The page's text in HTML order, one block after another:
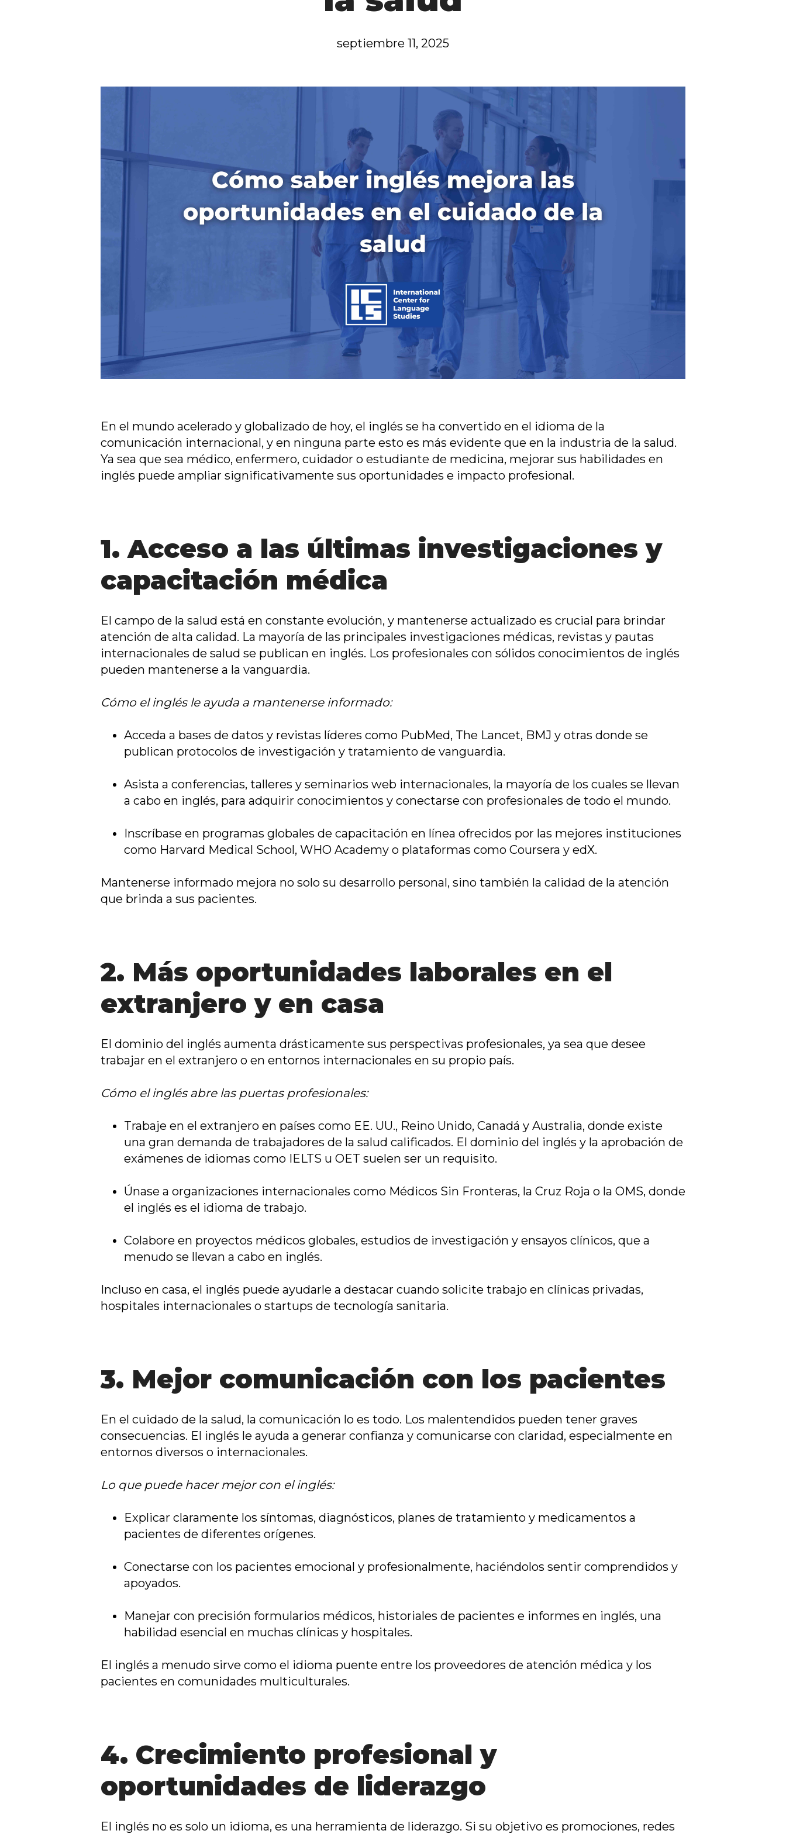
septiembre 11, 2025
En el mundo acelerado y globalizado de hoy, el inglés se ha convertido en el idioma de la
comunicación internacional, y en ninguna parte esto es más evidente que en la industria de la salud.
Ya sea que sea médico, enfermero, cuidador o estudiante de medicina, mejorar sus habilidades en
inglés puede ampliar significativamente sus oportunidades e impacto profesional.
1. Acceso a las últimas investigaciones y
capacitación médica
El campo de la salud está en constante evolución, y mantenerse actualizado es crucial para brindar
atención de alta calidad. La mayoría de las principales investigaciones médicas, revistas y pautas
internacionales de salud se publican en inglés. Los profesionales con sólidos conocimientos de inglés
pueden mantenerse a la vanguardia.
Cómo el inglés le ayuda a mantenerse informado:
Acceda a bases de datos y revistas líderes como PubMed, The Lancet, BMJ y otras donde se
publican protocolos de investigación y tratamiento de vanguardia.
Asista a conferencias, talleres y seminarios web internacionales, la mayoría de los cuales se llevan
a cabo en inglés, para adquirir conocimientos y conectarse con profesionales de todo el mundo.
Inscríbase en programas globales de capacitación en línea ofrecidos por las mejores instituciones
como Harvard Medical School, WHO Academy o plataformas como Coursera y edX.
Mantenerse informado mejora no solo su desarrollo personal, sino también la calidad de la atención
que brinda a sus pacientes.
2. Más oportunidades laborales en el
extranjero y en casa
El dominio del inglés aumenta drásticamente sus perspectivas profesionales, ya sea que desee
trabajar en el extranjero o en entornos internacionales en su propio país.
Cómo el inglés abre las puertas profesionales:
Trabaje en el extranjero en países como EE. UU., Reino Unido, Canadá y Australia, donde existe
una gran demanda de trabajadores de la salud calificados. El dominio del inglés y la aprobación de
exámenes de idiomas como IELTS u OET suelen ser un requisito.
Únase a organizaciones internacionales como Médicos Sin Fronteras, la Cruz Roja o la OMS, donde
el inglés es el idioma de trabajo.
Colabore en proyectos médicos globales, estudios de investigación y ensayos clínicos, que a
menudo se llevan a cabo en inglés.
Incluso en casa, el inglés puede ayudarle a destacar cuando solicite trabajo en clínicas privadas,
hospitales internacionales o startups de tecnología sanitaria.
3. Mejor comunicación con los pacientes
En el cuidado de la salud, la comunicación lo es todo. Los malentendidos pueden tener graves
consecuencias. El inglés le ayuda a generar confianza y comunicarse con claridad, especialmente en
entornos diversos o internacionales.
Lo que puede hacer mejor con el inglés:
Explicar claramente los síntomas, diagnósticos, planes de tratamiento y medicamentos a
pacientes de diferentes orígenes.
Conectarse con los pacientes emocional y profesionalmente, haciéndolos sentir comprendidos y
apoyados.
Manejar con precisión formularios médicos, historiales de pacientes e informes en inglés, una
habilidad esencial en muchas clínicas y hospitales.
El inglés a menudo sirve como el idioma puente entre los proveedores de atención médica y los
pacientes en comunidades multiculturales.
4. Crecimiento profesional y
oportunidades de liderazgo
El inglés no es solo un idioma, es una herramienta de liderazgo. Si su objetivo es promociones, redes